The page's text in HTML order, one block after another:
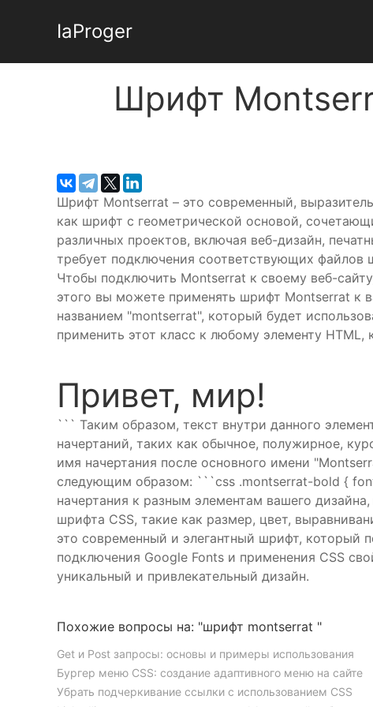
IaProger
Шрифт
Шрифт Montserrat – это современный,
как шрифт с геометрической основой,
различных проектов, включая веб-дизайн,
требует подключения соответствующих файлов
Чтобы подключить Montserrat к своему веб-
этого вы можете применять шрифт Montserrat к
названием "montserrat", который будет
применить этот класс к любому элементу
Привет, мир!
``` Таким образом, текст внутри данного
начертаний, таких как обычное, полужирное,
имя начертания после основного имени
следующим образом: ```css .montserrat-bold {
начертания к разным элементам вашего
шрифта CSS, такие как размер, цвет,
это современный и элегантный шрифт, который
подключения Google Fonts и применения CSS
уникальный и привлекательный дизайн.
Похожие вопросы на: "шрифт montserrat "
Get и Post запросы: основы и примеры использования
Бургер меню CSS: создание адаптивного меню на сайте
Убрать подчеркивание ссылки с использованием CSS